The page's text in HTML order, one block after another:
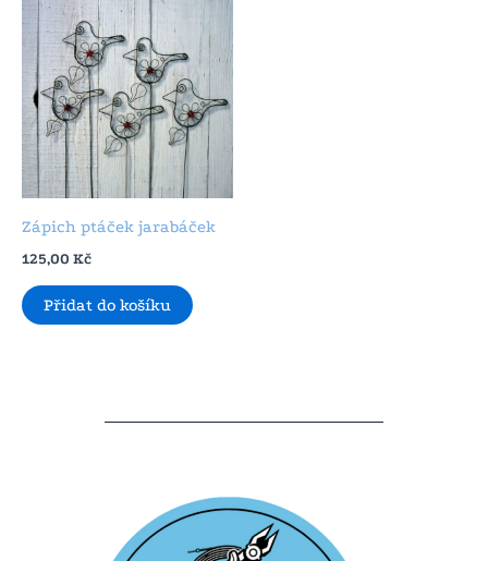
Zápich ptáček jarabáček
125,00 Kč
Přidat do košíku